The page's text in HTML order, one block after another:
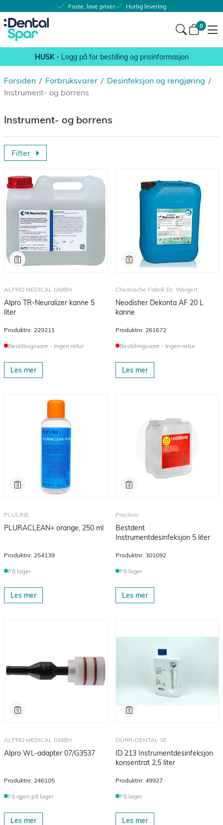
Faste, lave priser Hurtig levering
0
HUSK- Logg på for bestilling og prisinformasjon
/
Forsiden /
Forbruksvarer /
Desinfeksjon og rengjøring
Instrument- og borrens
Instrument- og borrens
Filter
ALPRO MEDICAL GMBH
Alpro TR-Neuralizer kanne 5
liter
Produktnr. 229211
Bestillingsvare - Ingen retur
Les mer
Chemische Fabrik Dr. Weigert
Neodisher Dekonta AF 20 L
kanne
Produktnr. 261672
Bestillingsvare - Ingen retur
Les mer
PLULINE
PLURACLEAN+ orange, 250 ml
Produktnr. 254139
På lager
Les mer
Proclinic
Bestdent
Instrumentdesinfeksjon 5 liter
Produktnr. 301092
På lager
Les mer
ALPRO MEDICAL GMBH
Alpro WL-adapter 07/G3537
Produktnr. 246105
Få igjen på lager
Les mer
DÜRR-DENTAL SE
ID 213 Instrumentdesinfeksjon
konsentrat 2,5 liter
Produktnr. 49927
På lager
Les mer